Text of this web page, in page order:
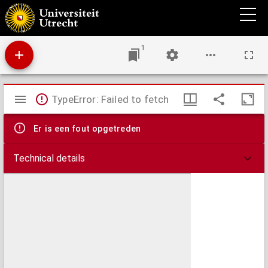
Het Hooge Heemraedt schap van Schielandt ...
1
Mirador
viewer
TypeError: Failed to fetch
Er is een fout opgetreden
Technical details